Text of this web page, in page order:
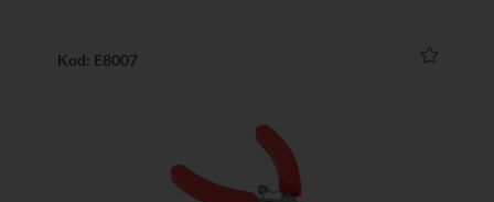
Kod: E8007